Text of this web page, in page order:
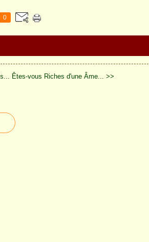
0
Êtes-vous Riches d'une Âme... >>